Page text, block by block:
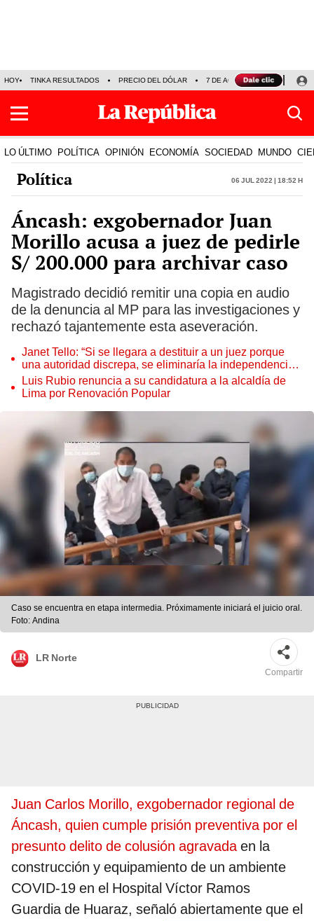
HOY TINKA RESULTADOS PRECIO DEL DÓLAR 7 DE AGOSTO OLLANTA
LO ÚLTIMO POLÍTICA OPINIÓN ECONOMÍA SOCIEDAD MUNDO
Política 06 Jul 2022 | 18:52 h
Áncash: exgobernador Juan
Morillo acusa a juez de pedirle
S/ 200.000 para archivar caso
Magistrado decidió remitir una copia en audio
de la denuncia al MP para las investigaciones y
rechazó tajantemente esta aseveración.
Janet Tello: “Si se llegara a destituir a un juez porque
una autoridad discrepa, se eliminaría la independencia
judicial”
Luis Rubio renuncia a su candidatura a la alcaldía de
Lima por Renovación Popular
Caso se encuentra en etapa intermedia. Próximamente iniciará el juicio oral.
Foto: Andina
LR Norte
Compartir
Juan Carlos Morillo, exgobernador regional de
Áncash, quien cumple prisión preventiva por el
presunto delito de colusión agravadaen la
construcción y equipamiento de un ambiente
COVID-19 en el Hospital Víctor Ramos
Guardia de Huaraz, señaló abiertamente que el